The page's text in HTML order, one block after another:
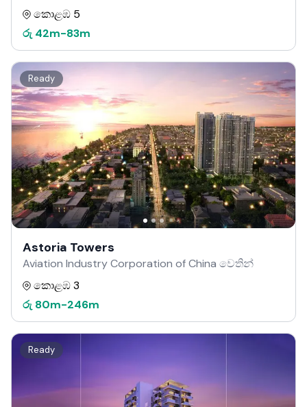
කොළඹ 5
රු 42m-83m
Ready
Astoria Towers
Aviation Industry Corporation of China වෙතින්
කොළඹ 3
රු 80m-246m
Ready